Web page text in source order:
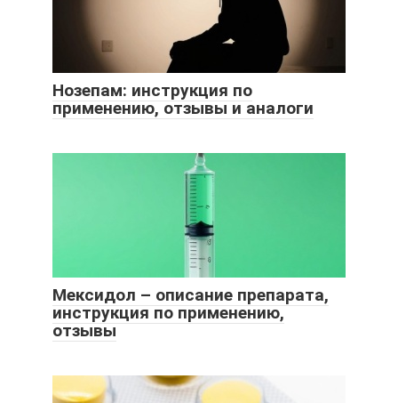
Нозепам: инструкция по
применению, отзывы и аналоги
Мексидол – описание препарата,
инструкция по применению,
отзывы